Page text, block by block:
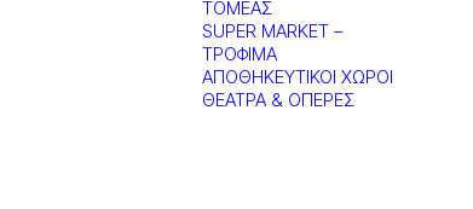
ΤΟΜΕΑΣ
SUPER MARKET –
ΤΡΟΦΙΜΑ
ΑΠΟΘΗΚΕΥΤΙΚΟΙ ΧΩΡΟΙ
ΘΕΑΤΡΑ & ΟΠΕΡΕΣ